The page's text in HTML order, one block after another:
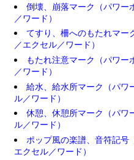
倒壊、崩落マーク（パワー
／ワード）
てすり、柵へのもたれマー
／エクセル／ワード）
もたれ注意マーク（パワー
／ワード）
給水、給水所マーク（パワ
ル／ワード）
休憩、休憩所マーク（パワ
ル／ワード）
ポップ風の楽譜、音符記号
エクセル／ワード）